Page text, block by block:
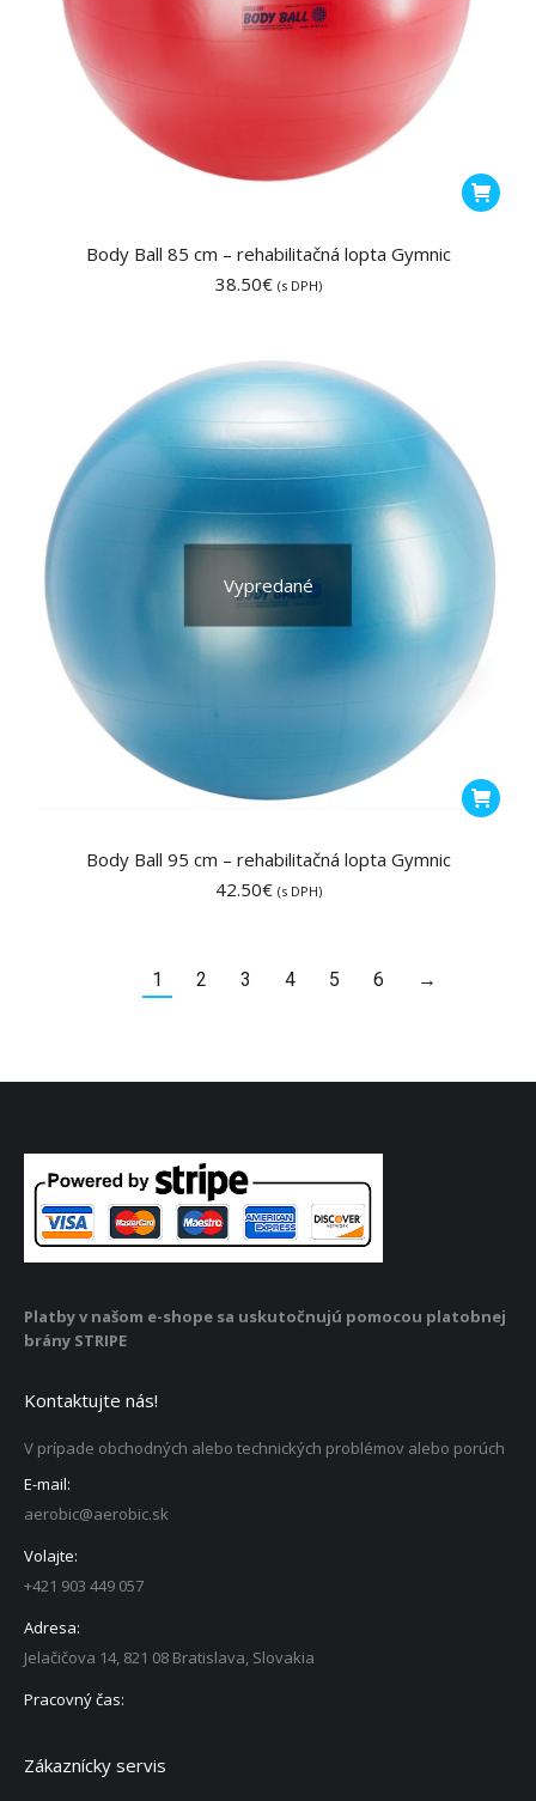
Body Ball 85 cm – rehabilitačná lopta Gymnic
38.50€ (s DPH)
Vypredané
Body Ball 95 cm – rehabilitačná lopta Gymnic
42.50€ (s DPH)
1 2 3 4 5 6 →
Platby v našom e-shope sa uskutočnujú pomocou platobnej
brány STRIPE
Kontaktujte nás!
V prípade obchodných alebo technických problémov alebo porúch
E-mail:
aerobic@aerobic.sk
Volajte:
+421 903 449 057
Adresa:
Jelačičova 14, 821 08 Bratislava, Slovakia
Pracovný čas:
Zákaznícky servis